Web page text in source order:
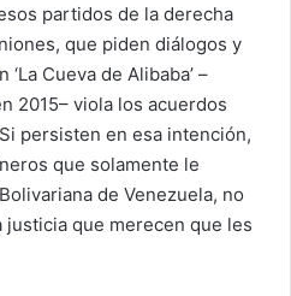
partidos de la derecha
que piden diálogos y
Cueva de Alibaba’ –
2015– viola los acuerdos
persisten en esa intención,
que solamente le
de Venezuela, no
que merecen que les